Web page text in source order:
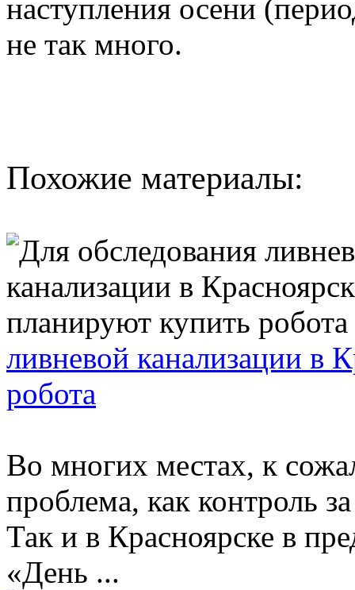
наступления осени
не так много.
Похожие материалы:
ливневой канализации в
робота
Во многих местах, к
проблема, как контроль
Так и в Красноярске в
«День ...